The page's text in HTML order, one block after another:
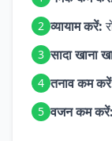
2 व्यायाम करें:
3 सादा खाना
4 तनाव कम
5 वजन कम करें: